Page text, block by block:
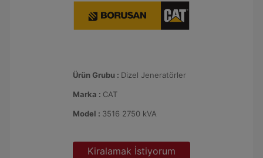
Ürün Grubu : Dizel Jeneratörler
Marka : CAT
Model : 3516 2750 kVA
Kiralamak İstiyorum